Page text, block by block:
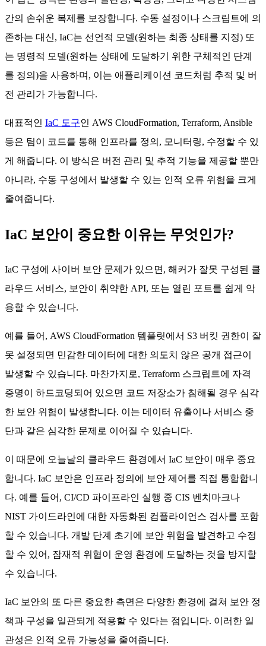
간의 손쉬운 복제를 보장합니다. 수동 설정이나 스크립트에 의
존하는 대신, IaC는 선언적 모델(원하는 최종 상태를 지정) 또
는 명령적 모델(원하는 상태에 도달하기 위한 구체적인 단계
를 정의)을 사용하며, 이는 애플리케이션 코드처럼 추적 및 버
전 관리가 가능합니다.
대표적인 IaC 도구인 AWS CloudFormation, Terraform, Ansible
등은 팀이 코드를 통해 인프라를 정의, 모니터링, 수정할 수 있
게 해줍니다. 이 방식은 버전 관리 및 추적 기능을 제공할 뿐만
아니라, 수동 구성에서 발생할 수 있는 인적 오류 위험을 크게
줄여줍니다.
IaC 보안이 중요한 이유는 무엇인가?
IaC 구성에 사이버 보안 문제가 있으면, 해커가 잘못 구성된 클
라우드 서비스, 보안이 취약한 API, 또는 열린 포트를 쉽게 악
용할 수 있습니다.
예를 들어, AWS CloudFormation 템플릿에서 S3 버킷 권한이 잘
못 설정되면 민감한 데이터에 대한 의도치 않은 공개 접근이
발생할 수 있습니다. 마찬가지로, Terraform 스크립트에 자격
증명이 하드코딩되어 있으면 코드 저장소가 침해될 경우 심각
한 보안 위험이 발생합니다. 이는 데이터 유출이나 서비스 중
단과 같은 심각한 문제로 이어질 수 있습니다.
이 때문에 오늘날의 클라우드 환경에서 IaC 보안이 매우 중요
합니다. IaC 보안은 인프라 정의에 보안 제어를 직접 통합합니
다. 예를 들어, CI/CD 파이프라인 실행 중 CIS 벤치마크나
NIST 가이드라인에 대한 자동화된 컴플라이언스 검사를 포함
할 수 있습니다. 개발 단계 초기에 보안 위험을 발견하고 수정
할 수 있어, 잠재적 위협이 운영 환경에 도달하는 것을 방지할
수 있습니다.
IaC 보안의 또 다른 중요한 측면은 다양한 환경에 걸쳐 보안 정
책과 구성을 일관되게 적용할 수 있다는 점입니다. 이러한 일
관성은 인적 오류 가능성을 줄여줍니다.